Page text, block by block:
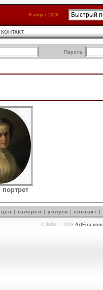
8 август 2026
КОНТАКТ
Пароль:
цен | галерея | услуги | контакт ]
© 2003 — 2023 ArtFira.com